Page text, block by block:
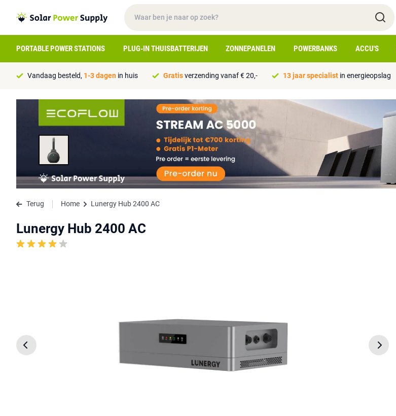
PORTABLE POWER STATIONS PLUG-IN THUISBATTERIJEN ZONNEPANELEN POWERBANKS ACCU'S
Vandaag besteld, 1-3 dagen in huis Gratisverzending vanaf € 20,- 13 jaar specialist in energieopslag
Terug Home Lunergy Hub 2400 AC
Lunergy Hub 2400 AC